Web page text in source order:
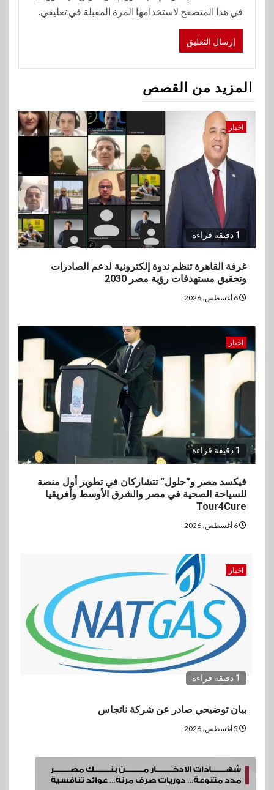
في هذا المتصفح لاستخدامها المرة المقبلة في تعليقي.
المزيد من القصص
اخبار
1 دقيقة قراءة
غرفة القاهرة تنظم ندوة إلكترونية لدعم الصادرات
وتحقيق مستهدفات رؤية مصر 2030
اخبار
1 دقيقة قراءة
فيكسد مصر و”حلول” تتشاركان في تطوير أول منصة
للسياحة الصحية في مصر والشرق الأوسط وأفريقيا
Tour4Cure
اخبار
1 دقيقة قراءة
بيان توضيحي صادر عن شركة ناتجاس